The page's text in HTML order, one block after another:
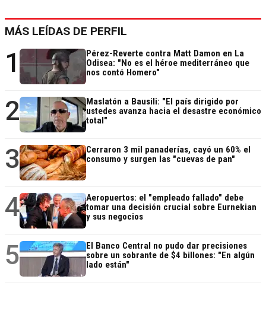
MÁS LEÍDAS DE PERFIL
1
Pérez-Reverte contra Matt Damon en La
Odisea: "No es el héroe mediterráneo que
nos contó Homero"
2
Maslatón a Bausili: "El país dirigido por
ustedes avanza hacia el desastre económico
total"
3
Cerraron 3 mil panaderías, cayó un 60% el
consumo y surgen las "cuevas de pan"
4
Aeropuertos: el "empleado fallado" debe
tomar una decisión crucial sobre Eurnekian
y sus negocios
5
El Banco Central no pudo dar precisiones
sobre un sobrante de $4 billones: "En algún
lado están"